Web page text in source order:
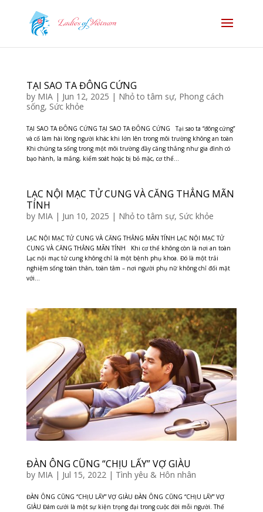
TẠI SAO TA ĐÔNG CỨNG
by MIA| Jun 12, 2025 | Nhỏ to tâm sự, Phong cách
sống, Sức khỏe
TẠI SAO TA ĐÔNG CỨNG TẠI SAO TA ĐÔNG CỨNG Tại sao ta “đông cứng”
và cố làm hài lòng người khác khi lớn lên trong môi trường không an toàn
Khi chúng ta sống trong một môi trường đầy căng thẳng như gia đình có
bạo hành, la mắng, kiểm soát hoặc bị bỏ mặc, cơ thể...
LẠC NỘI MẠC TỬ CUNG VÀ CĂNG THẲNG MÃN
TÍNH
by MIA| Jun 10, 2025 | Nhỏ to tâm sự, Sức khỏe
LẠC NỘI MẠC TỬ CUNG VÀ CĂNG THẲNG MÃN TÍNH LẠC NỘI MẠC TỬ
CUNG VÀ CĂNG THẲNG MÃN TÍNH Khi cơ thể không còn là nơi an toàn
Lạc nội mạc tử cung không chỉ là một bệnh phụ khoa. Đó là một trải
nghiệm sống toàn thân, toàn tâm – nơi người phụ nữ không chỉ đối mặt
với...
ĐÀN ÔNG CŨNG “CHỊU LẤY” VỢ GIÀU
by MIA| Jul 15, 2022| Tình yêu & Hôn nhân
ĐÀN ÔNG CŨNG “CHỊU LẤY” VỢ GIÀU ĐÀN ÔNG CŨNG “CHỊU LẤY” VỢ
GIÀU Đám cưới là một sự kiện trọng đại trong cuộc đời mỗi người. Thế